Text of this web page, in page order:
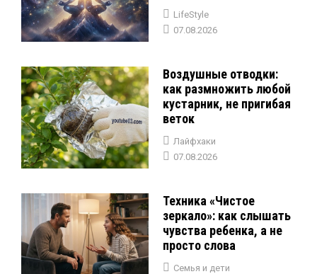
LifeStyle
07.08.2026
Воздушные отводки:
как размножить любой
кустарник, не пригибая
веток
Лайфхаки
07.08.2026
Техника «Чистое
зеркало»: как слышать
чувства ребенка, а не
просто слова
Семья и дети